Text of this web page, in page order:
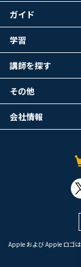
Apple および Apple ロゴ
ガイド
学習
講師を探す
その他
会社情報